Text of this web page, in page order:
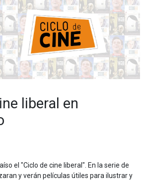
liberal en
el "Ciclo de cine liberal". En la serie de
y verán películas útiles para ilustrar y